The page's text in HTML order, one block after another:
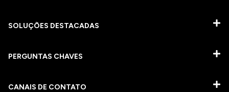
SOLUÇÕES DESTACADAS
PERGUNTAS CHAVES​
CANAIS DE CONTATO